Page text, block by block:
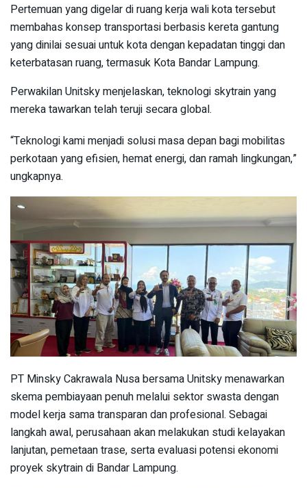
Pertemuan yang digelar di ruang kerja wali kota tersebut
membahas konsep transportasi berbasis kereta gantung
yang dinilai sesuai untuk kota dengan kepadatan tinggi dan
keterbatasan ruang, termasuk Kota Bandar Lampung.
Perwakilan Unitsky menjelaskan, teknologi skytrain yang
mereka tawarkan telah teruji secara global.
“Teknologi kami menjadi solusi masa depan bagi mobilitas
perkotaan yang efisien, hemat energi, dan ramah lingkungan,”
ungkapnya.
PT Minsky Cakrawala Nusa bersama Unitsky menawarkan
skema pembiayaan penuh melalui sektor swasta dengan
model kerja sama transparan dan profesional. Sebagai
langkah awal, perusahaan akan melakukan studi kelayakan
lanjutan, pemetaan trase, serta evaluasi potensi ekonomi
proyek skytrain di Bandar Lampung.